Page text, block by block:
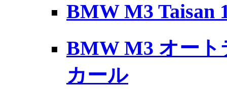
BMW M3 Taisan
BMW M3 オート
カール